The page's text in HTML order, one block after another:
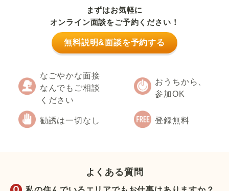
まずはお気軽に
オンライン面談をご予約ください！
無料説明&面談を予約する
なごやかな面接
なんでもご相談
ください
おうちから、
参加OK
勧誘は一切なし 登録無料
よくある質問